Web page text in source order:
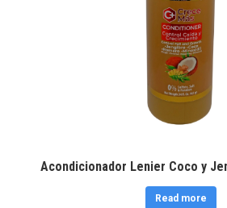
Acondicionador Lenier Coco y
Read more